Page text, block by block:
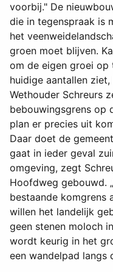
voorbij." De
die in tegenspraak is
het
groen moet blijven.
om de eigen groei op
huidige aantallen
Wethouder Schreurs
bebouwingsgrens op
plan er precies uit
Daar doet de
gaat in ieder geval
omgeving, zegt
Hoofdweg gebouwd.
bestaande komgrens
willen het landelijk
geen stenen moloch
wordt keurig in het
een wandelpad langs